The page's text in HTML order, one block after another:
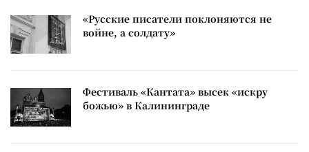
«Русские писатели поклоняются не
войне, а солдату»
Фестиваль «Кантата» высек «искру
божью» в Калининграде